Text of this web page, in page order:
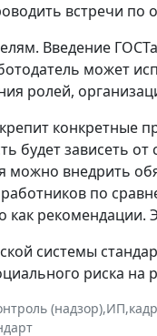
встречи по
Введение
может
ролей,
конкретные
будет зависеть
можно внедрить
по
рекомендации.
системы
риска на
(надзор),ИП,